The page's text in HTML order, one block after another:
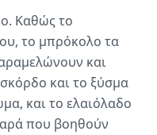
Καθώς το
το μπρόκολο τα
και
και το ξύσμα
και το ελαιόλαδο
που βοηθούν